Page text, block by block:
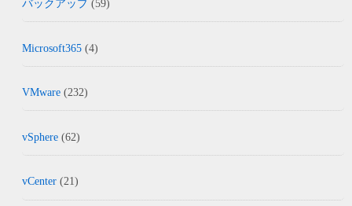
バックアップ(59)
Microsoft365 (4)
VMware (232)
vSphere (62)
vCenter (21)